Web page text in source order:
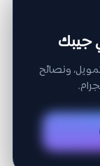
جيبك
ونصائح